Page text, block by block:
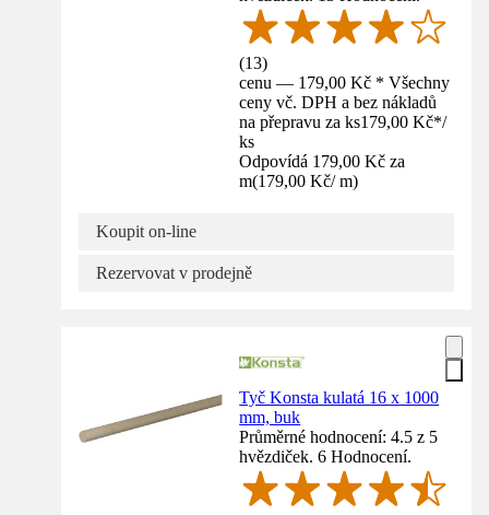
(13)
cenu — 179,00 Kč * Všechny
ceny vč. DPH a bez nákladů
na přepravu za ks179,00 Kč*/
ks
Odpovídá 179,00 Kč za
m(179,00 Kč/ m)
Koupit on-line
Rezervovat v prodejně
Tyč Konsta kulatá 16 x 1000
mm, buk
Průměrné hodnocení: 4.5 z 5
hvězdiček. 6 Hodnocení.